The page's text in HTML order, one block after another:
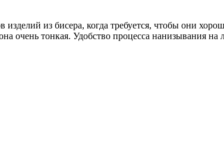
изделий из бисера, когда требуется, чтобы они
очень тонкая. Удобство процесса нанизывания